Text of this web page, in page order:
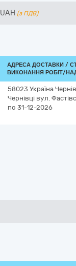
UAH (з ПДВ)
АДРЕСА ДОСТАВКИ /
ВИКОНАННЯ РОБІТ/
58023 Україна
Чернівці вул.
по 31-12-2026